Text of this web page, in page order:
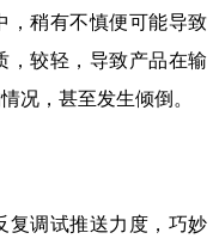
，稍有不慎便可能导致
，较轻，导致产品在输
况，甚至发生倾倒。
复调试推送力度，巧妙